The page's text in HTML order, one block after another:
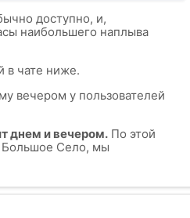
доступно, и,
наибольшего наплыва
в чате ниже.
вечером у пользователей
днем и вечером.По этой
Большое Село, мы